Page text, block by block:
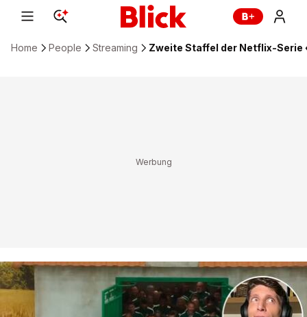
Home People Streaming Zweite Staffel der Netflix-Serie